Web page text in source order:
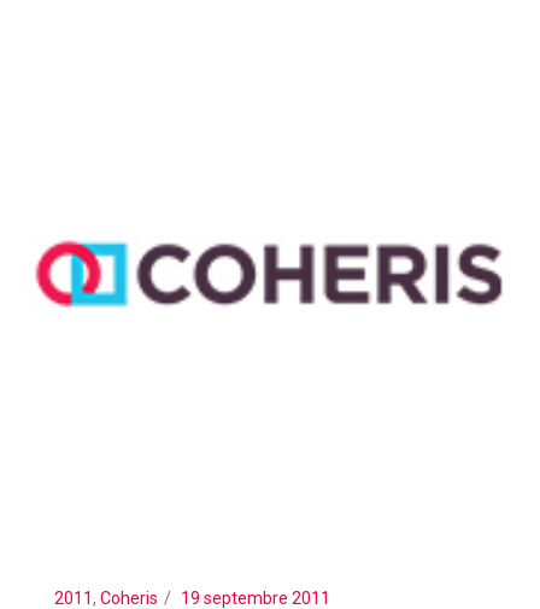
2011, Coheris 19 septembre 2011